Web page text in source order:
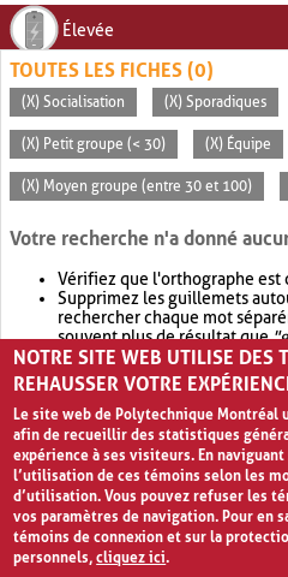
Élevée
TOUTES LES FICHES (0)
(X) Socialisation (X) Sporadiques
(X) Petit groupe (< 30) (X) Équipe
(X) Moyen groupe (entre 30 et 100)
Votre recherche n'a donné
Vérifiez que l'orthographe est
Supprimez les guillemets
rechercher chaque mot
souvent plus de résultat que
Envisagez d'élargir votre
retournera souvent plus de
NOTRE SITE WEB UTILISE DES
REHAUSSER VOTRE
Le site web de Polytechnique
afin de recueillir des statistiques
expérience à ses visiteurs. En
l’utilisation de ces témoins selon les
d’utilisation. Vous pouvez refuser les
vos paramètres de navigation. Pour en
témoins de connexion et sur la
personnels,cliquez ici.